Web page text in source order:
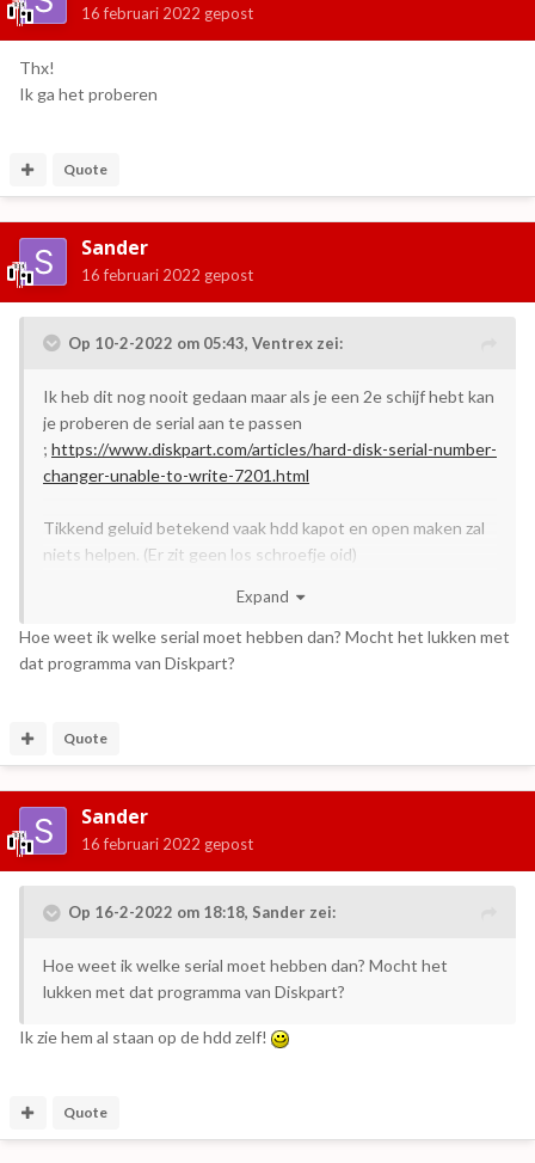
16 februari 2022 gepost
Thx!
Ik ga het proberen
Quote
Sander
16 februari 2022 gepost
Op 10-2-2022 om 05:43, Ventrex zei:
Ik heb dit nog nooit gedaan maar als je een 2e schijf hebt kan
je proberen de serial aan te passen
; https://www.diskpart.com/articles/hard-disk-serial-number-
changer-unable-to-write-7201.html
Tikkend geluid betekend vaak hdd kapot en open maken zal
niets helpen. (Er zit geen los schroefje oid)
leesarm komen. (Zie het als een platenspeler met meerdere
platen op elkaar waarbij 1 plaat krom is)
internet naar “touchscreen aladdin all in one”
Als je daar de discord joint zijn er misschien meer mensen die
je zouden kunnen helpen.
Expand
Hoe weet ik welke serial moet hebben dan? Mocht het lukken met
dat programma van Diskpart?
Quote
Sander
16 februari 2022 gepost
Op 16-2-2022 om 18:18, Sander zei:
Hoe weet ik welke serial moet hebben dan? Mocht het
lukken met dat programma van Diskpart?
Ik zie hem al staan op de hdd zelf!
Quote